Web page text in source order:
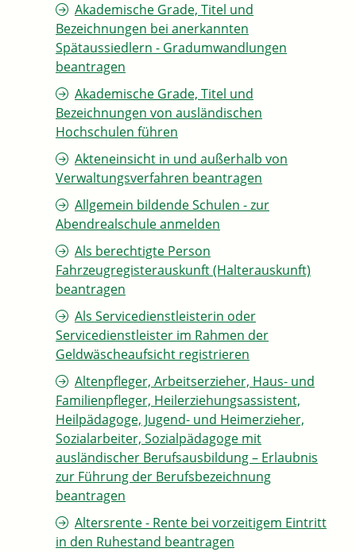
Akademische Grade, Titel und
Bezeichnungen bei anerkannten
Spätaussiedlern - Gradumwandlungen
beantragen
Akademische Grade, Titel und
Bezeichnungen von ausländischen
Hochschulen führen
Akteneinsicht in und außerhalb von
Verwaltungsverfahren beantragen
Allgemein bildende Schulen - zur
Abendrealschule anmelden
Als berechtigte Person
Fahrzeugregisterauskunft (Halterauskunft)
beantragen
Als Servicedienstleisterin oder
Servicedienstleister im Rahmen der
Geldwäscheaufsicht registrieren
Altenpfleger, Arbeitserzieher, Haus- und
Familienpfleger, Heilerziehungsassistent,
Heilpädagoge, Jugend- und Heimerzieher,
Sozialarbeiter, Sozialpädagoge mit
ausländischer Berufsausbildung – Erlaubnis
zur Führung der Berufsbezeichnung
beantragen
Altersrente - Rente bei vorzeitigem Eintritt
in den Ruhestand beantragen